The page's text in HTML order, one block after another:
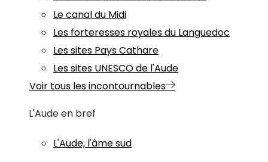
Le canal du Midi
Les forteresses royales du Languedoc
Les sites Pays Cathare
Les sites UNESCO de l'Aude
Voir tous les incontournables
L'Aude en bref
L'Aude, l'âme sud